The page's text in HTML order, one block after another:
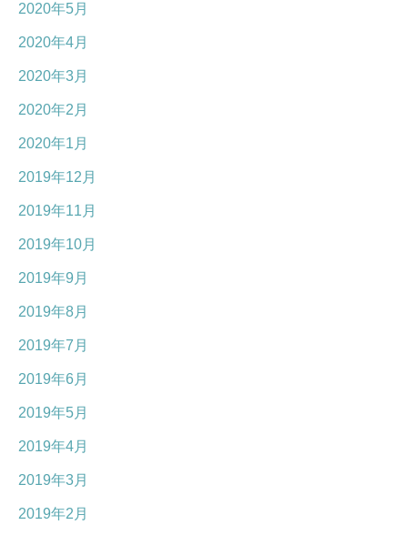
2020年5月
2020年4月
2020年3月
2020年2月
2020年1月
2019年12月
2019年11月
2019年10月
2019年9月
2019年8月
2019年7月
2019年6月
2019年5月
2019年4月
2019年3月
2019年2月